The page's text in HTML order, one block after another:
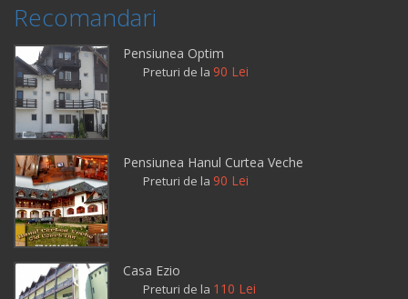
Recomandari
Pensiunea Optim
Preturi de la 90 Lei
Pensiunea Hanul Curtea Veche
Preturi de la 90 Lei
Casa Ezio
Preturi de la 110 Lei